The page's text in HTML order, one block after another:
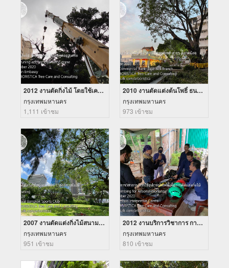
2012 งานตัดกิ่งไม้ โดยใช้เครน สถานทูตออสเตรีย
กรุงเทพมหานคร
1,111 เข้าชม
2010 งานตัดแต่งต้นโพธิ์ ธนาคารไทยพาณิชย์ สาขา ตลาดน้อย
กรุงเทพมหานคร
973 เข้าชม
2007 งานตัดแต่งกิ่งไม้สนามกอฟท์ ราชกรีฑาสโมสร
กรุงเทพมหานคร
951 เข้าชม
2012 งานบริการวิชาการ การใช้อุปกรณ์เซฟตี้เพื่อการตัดแต่งกิ่งไม้
กรุงเทพมหานคร
810 เข้าชม